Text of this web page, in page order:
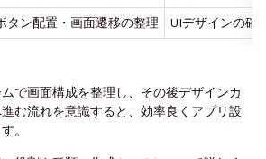
タン配置・画面遷移の整理 UIデザインの確
で画面構成を整理し、その後デザインカ
む流れを意識すると、効率良くアプリ設
。